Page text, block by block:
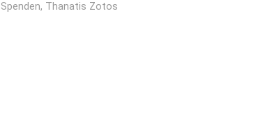
Spenden, Thanatis Zotos